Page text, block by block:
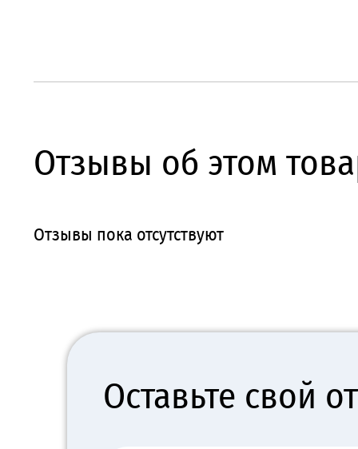
Отзывы об этом
Отзывы пока отсутствуют
Оставьте свой